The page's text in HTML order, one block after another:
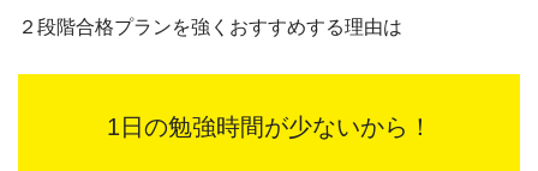
２段階合格プランを強くおすすめする理由は
1日の勉強時間が少ないから！